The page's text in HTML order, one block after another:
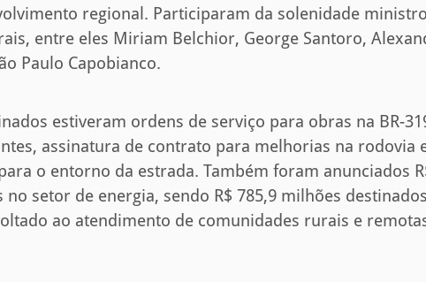
regional. Participaram da solenidade
entre eles Miriam Belchior, George Santoro,
Paulo Capobianco.
estiveram ordens de serviço para obras na BR-
assinatura de contrato para melhorias na rodovia
o entorno da estrada. Também foram anunciados
no setor de energia, sendo R$ 785,9 milhões
ao atendimento de comunidades rurais e